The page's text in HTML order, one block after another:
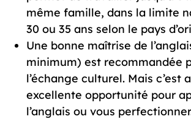
même famille, dans la limite
30 ou 35 ans selon le pays
Une bonne maîtrise de
minimum) est recommandée
l’échange culturel. Mais c’est
excellente opportunité pour
l’anglais ou vous